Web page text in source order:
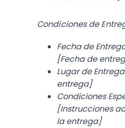
Condiciones de
Fecha de
[Fecha de
Lugar de
entrega]
Condiciones
[Instrucciones
la entrega]